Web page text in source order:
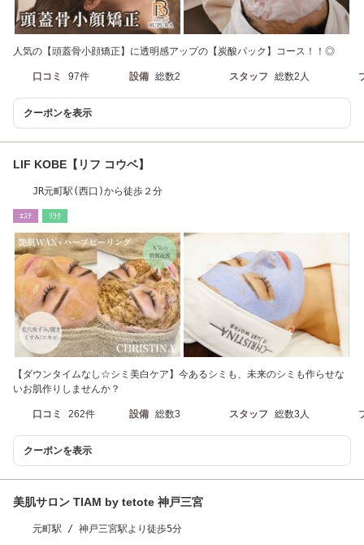
人気の【頭蓋骨小顔矯正】に透明感アップの【炭酸パック】コース！！◎
口コミ 97件 設備 総数2 スタッフ 総数2人
クーポンを表示
LIF KOBE【リフ コウベ】
JR元町駅(西口)から徒歩２分
ｴｽﾃ ﾘﾗｸ
【ダウンタイムなし☆シミ美白ケア】今あるシミも、未来のシミも作らせな
いお肌作りしませんか？
口コミ 262件 設備 総数3 スタッフ 総数3人
クーポンを表示
美肌サロン TIAM by tetote 神戸三宮
元町駅 / 神戸三宮駅より徒歩5分